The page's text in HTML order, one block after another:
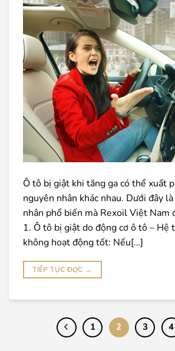
Ô tô bị giật khi tăng ga có thể xuất
nguyên nhân khác nhau. Dưới đây
nhân phổ biến mà Rexoil Việt Nam
1. Ô tô bị giật do động cơ ô tô – Hệ
không hoạt động tốt: Nếu[…]
TIẾP TỤC ĐỌC →
1 2 3 4